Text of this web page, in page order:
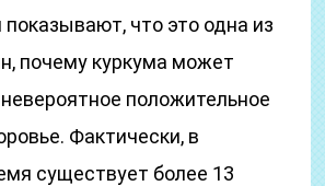
что это одна из
почему куркума может
положительное
Фактически, в
существует более 13